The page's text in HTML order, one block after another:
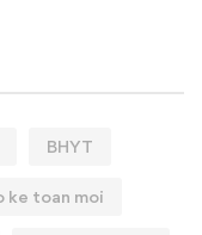
BHYT
ke toan moi